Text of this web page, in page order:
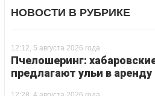
НОВОСТИ В РУБРИКЕ
12:12, 5 августа 2026 года
Пчелошеринг:
предлагают ульи в аренду